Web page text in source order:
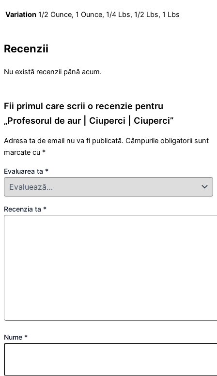
Variation 1/2 Ounce, 1 Ounce, 1/4 Lbs, 1/2 Lbs, 1 Lbs
Recenzii
Nu există recenzii până acum.
Fii primul care scrii o recenzie pentru
„Profesorul de aur | Ciuperci | Ciuperci”
Adresa ta de email nu va fi publicată. Câmpurile obligatorii sunt
marcate cu *
Evaluarea ta *
Recenzia ta *
Nume *